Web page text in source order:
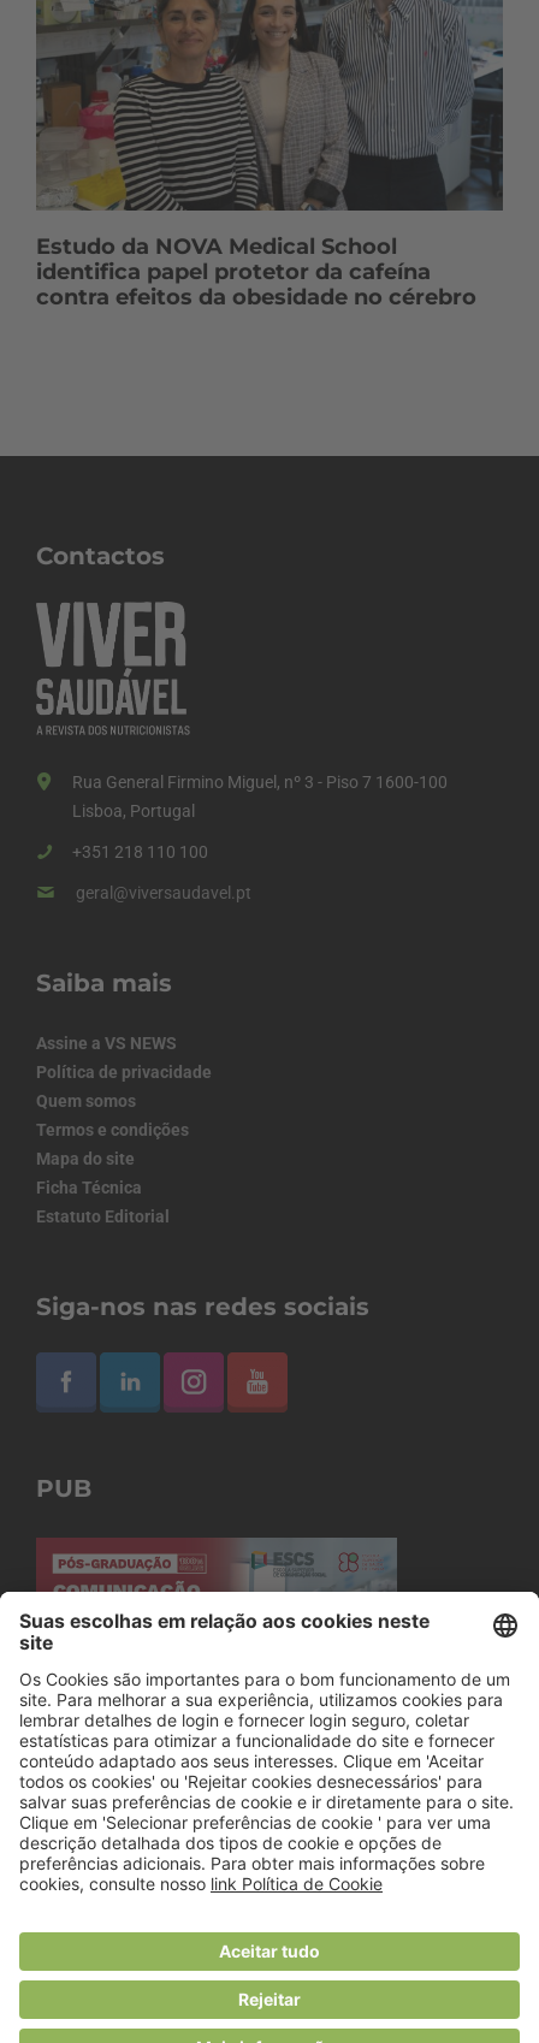
Estudo da NOVA Medical School
identifica papel protetor da cafeína
contra efeitos da obesidade no cérebro
Contactos
Rua General Firmino Miguel, nº 3 - Piso 7 1600-100
Lisboa, Portugal
+351 218 110 100
geral@viversaudavel.pt
Saiba mais
Assine a VS NEWS
Política de privacidade
Quem somos
Termos e condições
Mapa do site
Ficha Técnica
Estatuto Editorial
Siga-nos nas redes sociais
PUB
© 2018 Viver Saudável
O portal dos profissionais de nutrição